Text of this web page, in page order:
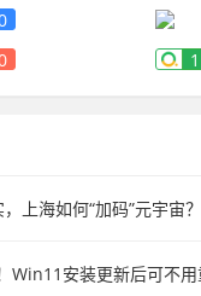
1
上海如何“加码”元宇宙？
Win11安装更新后可不